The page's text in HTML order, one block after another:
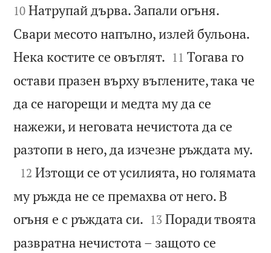
10 Натрупай дърва. Запали огъня.
Свари месото напълно, излей бульона.
Нека костите се овъглят. 

11 Тогава го
остави празен върху въглените, така че
да се нагорещи и медта му да се
нажежи, и неговата нечистота да се
разтопи в него, да изчезне ръждата му.

12 Изтощи се от усилията, но голямата
му ръжда не се премахва от него. В
огъня е с ръждата си. 

13 Поради твоята
развратна нечистота – защото се